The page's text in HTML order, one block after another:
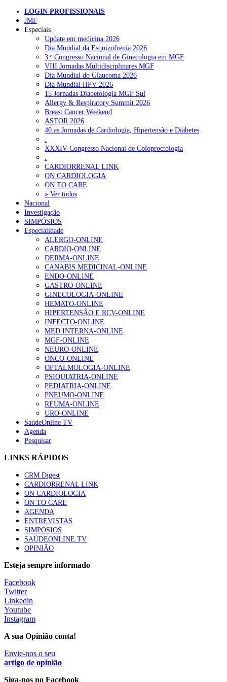
Cessação tabágica: estratégia fundamental no rastreio e no
NOTÍCIAS RECENTES
Ministério prepara regras para acompanhamento da gravidez de
baixo risco por enfermeiros especialistas
Presidente da República promulga clarificação dos incentivos a
médicos por trabalho suplementar 10 de Agosto, 2026
Quase 11.900 jovens recorreram aos cheques psicólogo e
nutricionista no primeiro mês
ULS de Coimbra estreia cirurgia endoscópica do ouvido com
apoio robótico em Portugal 7 de Agosto, 2026
Enfermeiros exigem esclarecimentos sobre eventual gestão
privada da ULS do Algarve
NOTÍCIAS MAIS LIDAS
1.º Episódio do Podcast “Frequência Cardio – Sintoniza-
te na Insuficiência Cardíaca” da Bayer
207 visualizações
Enfermagem Forense. “Da urgência ao tribunal, cada
gesto conta e cada profissional faz a diferença”
203 visualizações
Alguns milhares de utentes podem ficar sem médico de
família com nova regras do registo, alerta associação
162 visualizações
“Os programas de rastreio do cancro do pulmão são
custo-efetivos e representam um investimento
sustentável para os sistemas de saúde”
94 visualizações
Quase quatro em cada dez doentes com enfarte
apresentavam níveis elevados de Lp(a), revela estudo
88 visualizações
Trodelvy aprovado para primeira linha no cancro da
mama triplo negativo metastático em doentes não
elegíveis para inibidores PD-(L)1
61 visualizações
MAIS NOTÍCIAS
Ministério prepara regras para acompanhamento da gravidez
de baixo risco por enfermeiros especialistas
10 Ago, 2026|0 Comments
Presidente da República promulga clarificação dos incentivos a
médicos por trabalho suplementar
LOGIN PROFISSIONAIS
JMF
Especiais
Update em medicina 2026
Dia Mundial da Esquizofrenia 2026
3.ᵒ Congresso Nacional de Ginecologia em MGF
VIII Jornadas Multidisciplinares MGF
Dia Mundial do Glaucoma 2026
Dia Mundial HPV 2026
15 Jornadas Diabetologia MGF Sul
Allergy & Respiratory Summit 2026
Breast Cancer Weekend
ASTOR 2026
40.as Jornadas de Cardiologia, Hipertensão e Diabetes
.
XXXIV Congresso Nacional de Coloproctologia
.
CARDIORRENAL LINK
ON CARDIOLOGIA
ON TO CARE
» Ver todos
Nacional
Investigação
SIMPÓSIOS
Especialidade
ALERGO-ONLINE
CARDIO-ONLINE
DERMA-ONLINE
CANABIS MEDICINAL-ONLINE
ENDO-ONLINE
GASTRO-ONLINE
GINECOLOGIA-ONLINE
HEMATO-ONLINE
HIPERTENSÃO E RCV-ONLINE
INFECTO-ONLINE
MED.INTERNA-ONLINE
MGF-ONLINE
NEURO-ONLINE
ONCO-ONLINE
OFTALMOLOGIA-ONLINE
PSIQUIATRIA-ONLINE
PEDIATRIA-ONLINE
PNEUMO-ONLINE
REUMA-ONLINE
URO-ONLINE
SaúdeOnline TV
Agenda
Pesquisar
LINKS RÁPIDOS
CRM Digest
CARDIORRENAL LINK
ON CARDIOLOGIA
ON TO CARE
AGENDA
ENTREVISTAS
SIMPÓSIOS
SAÚDEONLINE.TV
OPINIÃO
Esteja sempre informado
Facebook
Twitter
Linkedin
Youtube
Instagram
A sua Opinião conta!
Envie-nos o seu
artigo de opinião
Siga-nos no Facebook